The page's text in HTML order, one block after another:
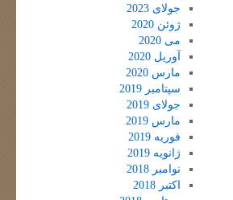
جولای 2023
ژوئن 2020
می 2020
آوریل 2020
مارس 2020
سپتامبر 2019
جولای 2019
مارس 2019
فوریه 2019
ژانویه 2019
نوامبر 2018
اکتبر 2018